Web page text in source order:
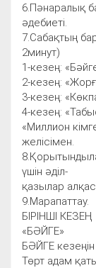
6.Пәнаралық
әдебиеті.
7.Сабақтың
2минут)
1-кезең:
2-кезең:
3-кезең:
4-кезең:
«Миллион
желісімен.
үшін әділ-
қазылар
9.Марапаттау.
БІРІНШІ КЕЗЕҢ
«БӘЙГЕ»
БӘЙГЕ
Төрт адам